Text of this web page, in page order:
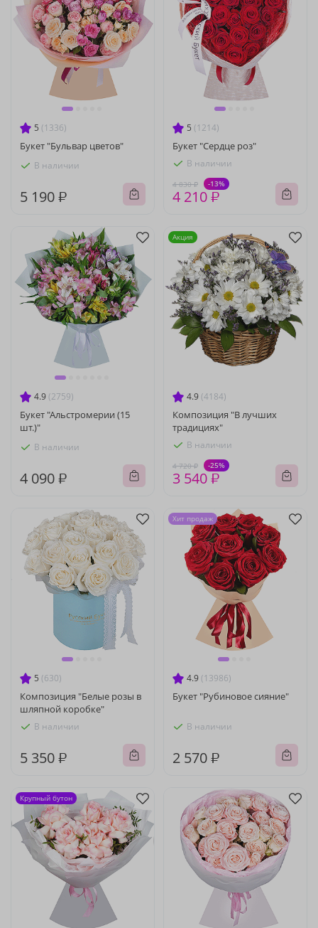
5 (1336)
Букет "Бульвар цветов"
В наличии
5 190 ₽
5 (1214)
Букет "Сердце роз"
В наличии
4 830 ₽ -13%
4 210 ₽
4.9 (2759)
Букет "Альстромерии (15
шт.)"
В наличии
4 090 ₽
4.9 (4184)
Композиция "В лучших
традициях"
В наличии
4 720 ₽ -25%
3 540 ₽
Акция
5 (630)
Композиция "Белые розы в
шляпной коробке"
В наличии
5 350 ₽
4.9 (13986)
Букет "Рубиновое сияние"
В наличии
2 570 ₽
Хит продаж
Крупный бутон